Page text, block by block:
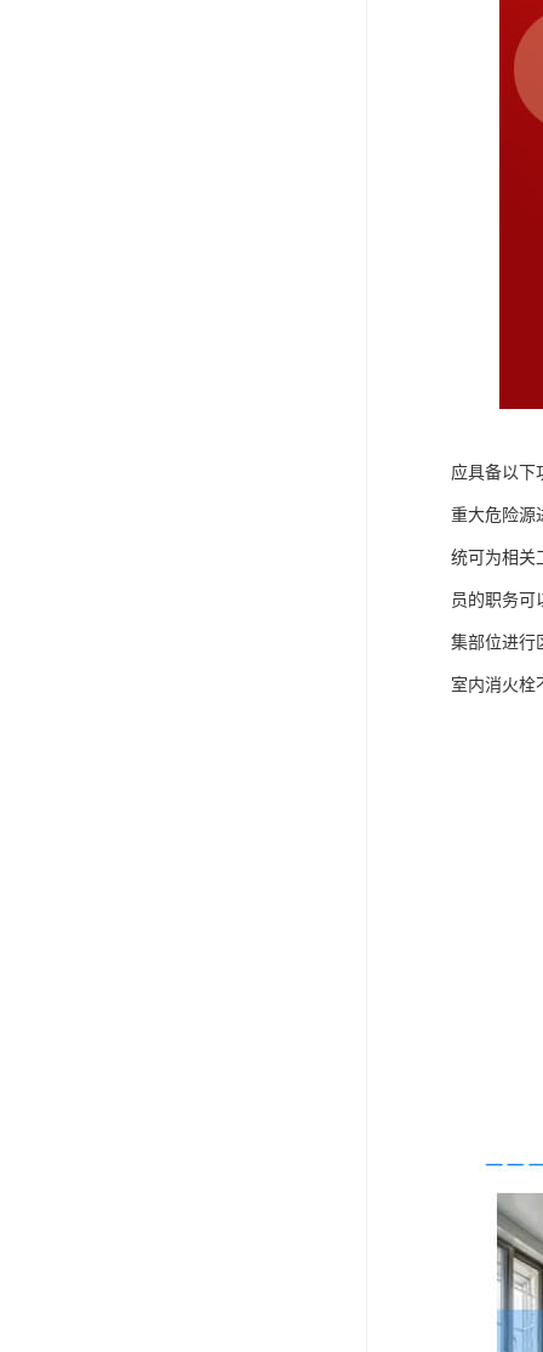
应具备以下
重大危险源
统可为相关
员的职务可
集部位进行
室内消火栓